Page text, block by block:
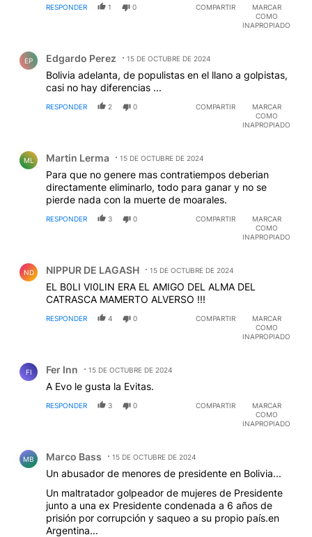
RESPONDER 1 0 COMPARTIR
MARCAR
COMO
INAPROPIADO
EP Edgardo Perez 15 DE OCTUBRE DE 2024
Bolivia adelanta, de populistas en el llano a golpistas,
casi no hay diferencias ...
RESPONDER 2 0 COMPARTIR
MARCAR
COMO
INAPROPIADO
ML Martin Lerma 15 DE OCTUBRE DE 2024
Para que no genere mas contratiempos deberian
directamente eliminarlo, todo para ganar y no se
pierde nada con la muerte de moarales.
RESPONDER 3 0 COMPARTIR
MARCAR
COMO
INAPROPIADO
ND NIPPUR DE LAGASH 15 DE OCTUBRE DE 2024
EL B0LI VI0LIN ERA EL AMIGO DEL ALMA DEL
CATRASCA MAMERTO ALVERSO !!!
RESPONDER 4 0 COMPARTIR
MARCAR
COMO
INAPROPIADO
FI Fer Inn 15 DE OCTUBRE DE 2024
A Evo le gusta la Evitas.
RESPONDER 3 0 COMPARTIR
MARCAR
COMO
INAPROPIADO
MB Marco Bass 15 DE OCTUBRE DE 2024
Un abusador de menores de presidente en Bolivia...
Un maltratador golpeador de mujeres de Presidente
junto a una ex Presidente condenada a 6 años de
prisión por corrupción y saqueo a su propio país.en
Argentina...